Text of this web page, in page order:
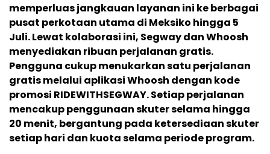
memperluas jangkauan layanan ini ke berbagai
pusat perkotaan utama di Meksiko hingga 5
Juli. Lewat kolaborasi ini, Segway dan Whoosh
menyediakan ribuan perjalanan gratis.
Pengguna cukup menukarkan satu perjalanan
gratis melalui aplikasi Whoosh dengan kode
promosi RIDEWITHSEGWAY. Setiap perjalanan
mencakup penggunaan skuter selama hingga
20 menit, bergantung pada ketersediaan skuter
setiap hari dan kuota selama periode program.